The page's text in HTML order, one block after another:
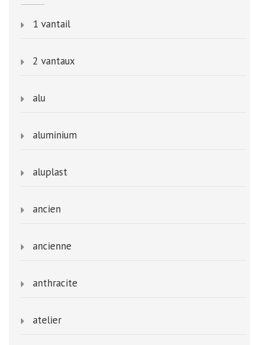
1 vantail
2 vantaux
alu
aluminium
aluplast
ancien
ancienne
anthracite
atelier